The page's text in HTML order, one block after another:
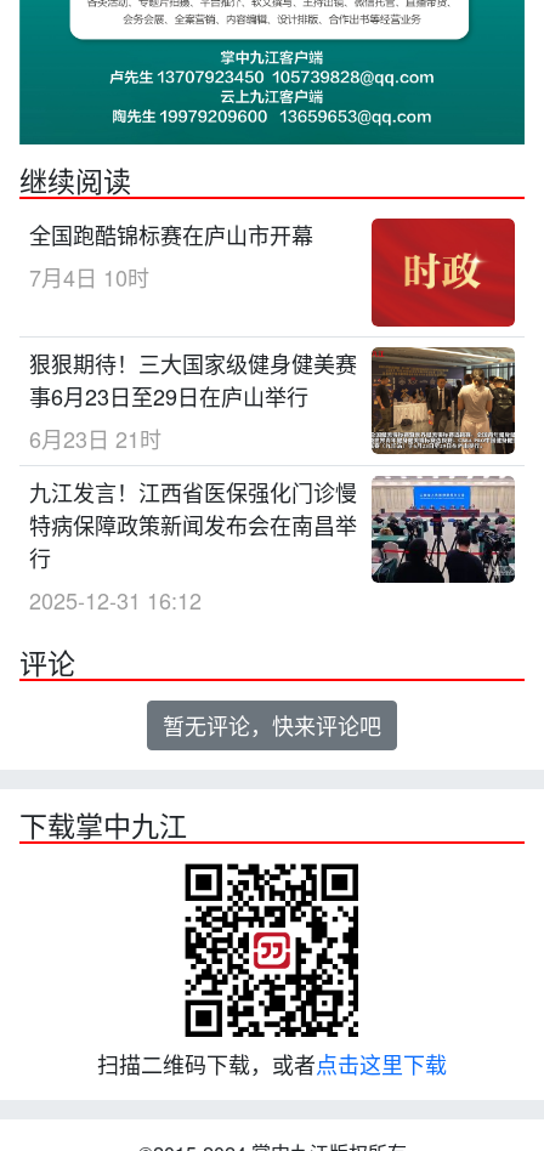
继续阅读
全国跑酷锦标赛在庐山市开幕
7月4日 10时
狠狠期待！三大国家级健身健美赛
事6月23日至29日在庐山举行
6月23日 21时
九江发言！江西省医保强化门诊慢
特病保障政策新闻发布会在南昌举
行
2025-12-31 16:12
评论
暂无评论，快来评论吧
下载掌中九江
扫描二维码下载，或者点击这里下载